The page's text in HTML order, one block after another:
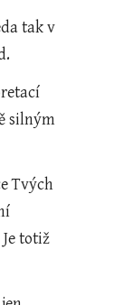
tak v
silným
Tvých
totiž